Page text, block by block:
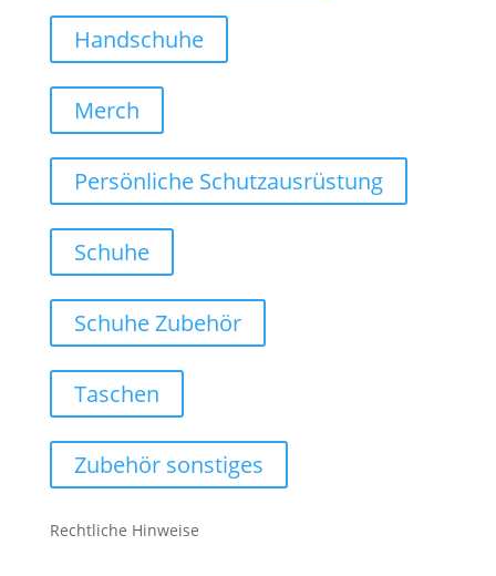
Handschuhe
Merch
Persönliche Schutzausrüstung
Schuhe
Schuhe Zubehör
Taschen
Zubehör sonstiges
Rechtliche Hinweise